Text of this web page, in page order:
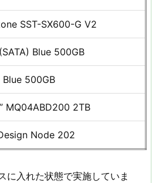
SST-SX600-G V2
Blue 500GB
Blue 500GB
MQ04ABD200 2TB
Node 202
に入れた状態で実施していま